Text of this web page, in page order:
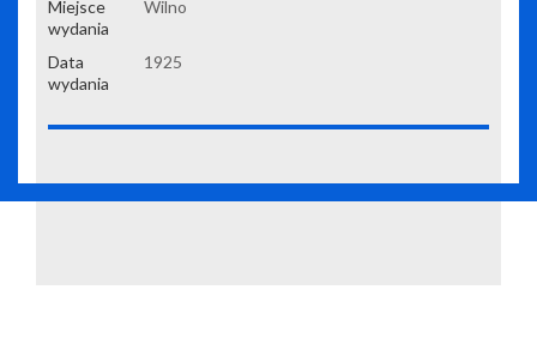
Miejsce
wydania
Wilno
Data
wydania
1925